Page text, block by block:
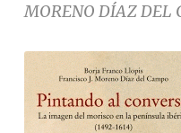
MORENO DÍAZ DEL